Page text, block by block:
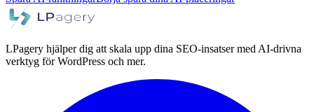
LPagery hjälper dig att skala upp dina SEO-insatser med AI-drivna
verktyg för WordPress och mer.